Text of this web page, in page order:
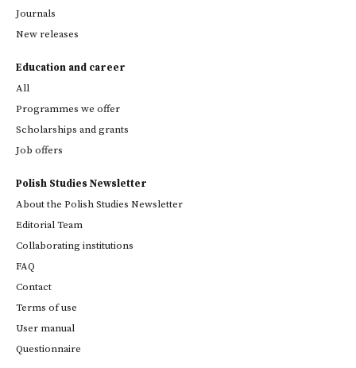
Journals
New releases
Education and career
All
Programmes we offer
Scholarships and grants
Job offers
Polish Studies Newsletter
About the Polish Studies Newsletter
Editorial Team
Collaborating institutions
FAQ
Contact
Terms of use
User manual
Questionnaire